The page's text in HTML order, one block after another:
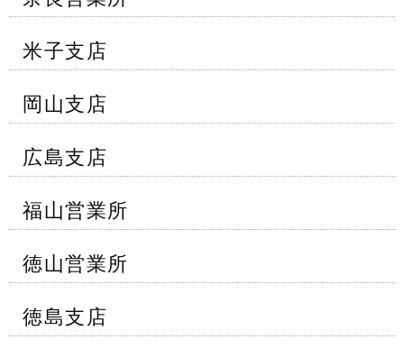
米子支店
岡山支店
広島支店
福山営業所
徳山営業所
徳島支店